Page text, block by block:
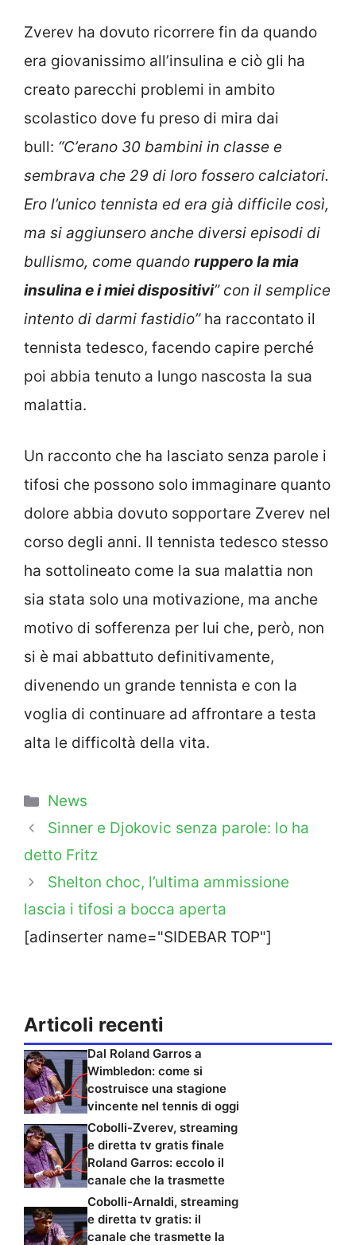
Zverev ha dovuto ricorrere fin da quando
era giovanissimo all’insulina e ciò gli ha
creato parecchi problemi in ambito
scolastico dove fu preso di mira dai
bull: “C’erano 30 bambini in classe e
sembrava che 29 di loro fossero calciatori.
Ero l’unico tennista ed era già difficile così,
ma si aggiunsero anche diversi episodi di
bullismo, come quando ruppero la mia
insulina e i miei dispositivi” con il semplice
intento di darmi fastidio” ha raccontato il
tennista tedesco, facendo capire perché
poi abbia tenuto a lungo nascosta la sua
malattia.
Un racconto che ha lasciato senza parole i
tifosi che possono solo immaginare quanto
dolore abbia dovuto sopportare Zverev nel
corso degli anni. Il tennista tedesco stesso
ha sottolineato come la sua malattia non
sia stata solo una motivazione, ma anche
motivo di sofferenza per lui che, però, non
si è mai abbattuto definitivamente,
divenendo un grande tennista e con la
voglia di continuare ad affrontare a testa
alta le difficoltà della vita.
Categorie
News
Sinner e Djokovic senza parole: lo ha
detto Fritz
Shelton choc, l’ultima ammissione
lascia i tifosi a bocca aperta
[adinserter name="SIDEBAR TOP"]
Articoli recenti
Dal Roland Garros a
Wimbledon: come si
costruisce una stagione
vincente nel tennis di oggi
Cobolli-Zverev, streaming
e diretta tv gratis finale
Roland Garros: eccolo il
canale che la trasmette
Cobolli-Arnaldi, streaming
e diretta tv gratis: il
canale che trasmette la